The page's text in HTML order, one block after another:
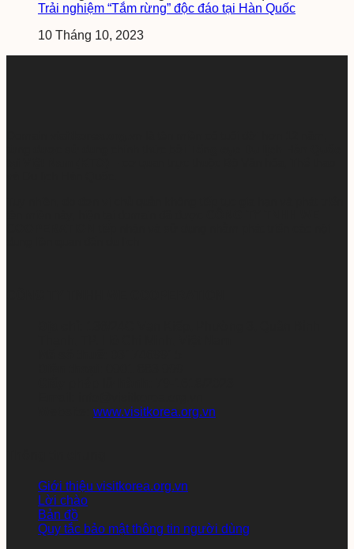
Trải nghiệm “Tắm rừng” độc đáo tại Hàn Quốc
10 Tháng 10, 2023
www.visitkorea.org.vn
Giới thiệu visitkorea.org.vn
Lời chào
Bản đồ
Quy tắc bảo mật thông tin người dùng